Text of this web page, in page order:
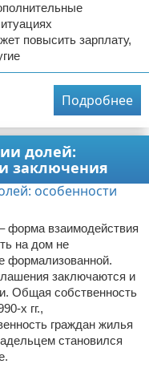
повысить зарплату,
Подробнее
долей:
заключения
форма взаимодействия
на дом не
формализованной.
заключаются и
Общая собственность
х гг.,
граждан жилья
становился